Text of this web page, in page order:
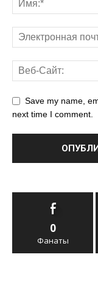
Save my name,
next time I comment.
0
Фанаты